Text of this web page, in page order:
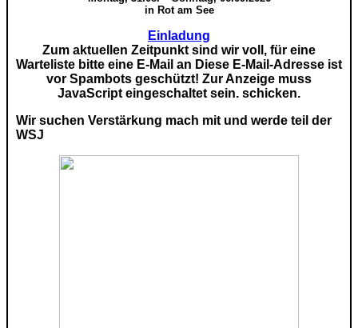
in Rot am See
Einladung
Zum aktuellen Zeitpunkt sind wir voll, für eine
Warteliste bitte eine E-Mail an Diese E-Mail-Adresse ist
vor Spambots geschützt! Zur Anzeige muss
JavaScript eingeschaltet sein. schicken.
Wir suchen Verstärkung mach mit und werde teil der
WSJ